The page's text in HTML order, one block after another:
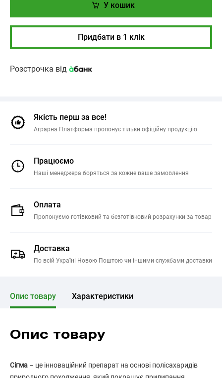
У кошик
Придбати в 1 клік
Розстрочка від
Якість перш за все!
Аграрна Платформа пропонує тільки офіційну продукцію
Працюємо
Наші менеджера боряться за кожне ваше замовлення
Оплата
Пропонуємо готівковий та безготівковий розрахунки за товар
Доставка
По всій Україні Новою Поштою чи іншими службами доставки
Опис товару Характеристики
Опис товару
Сігма – це інноваційний препарат на основі полісахаридів